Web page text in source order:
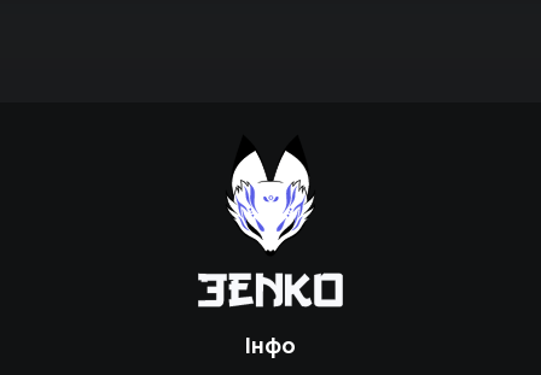
крутих нововведень
Підтримати проєкт
Інфо